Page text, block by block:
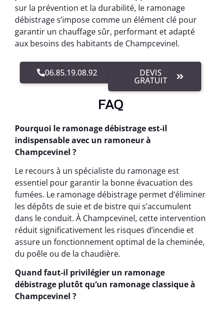
sur la prévention et la durabilité, le ramonage
débistrage s’impose comme un élément clé pour
garantir un chauffage sûr, performant et adapté
aux besoins des habitants de Champcevinel.
06.85.19.08.92 DEVIS
GRATUIT
FAQ
Pourquoi le ramonage débistrage est-il
indispensable avec un ramoneur à
Champcevinel ?
Le recours à un spécialiste du ramonage est
essentiel pour garantir la bonne évacuation des
fumées. Le ramonage débistrage permet d’éliminer
les dépôts de suie et de bistre qui s’accumulent
dans le conduit. À Champcevinel, cette intervention
réduit significativement les risques d’incendie et
assure un fonctionnement optimal de la cheminée,
du poêle ou de la chaudière.
Quand faut-il privilégier un ramonage
débistrage plutôt qu’un ramonage classique à
Champcevinel ?